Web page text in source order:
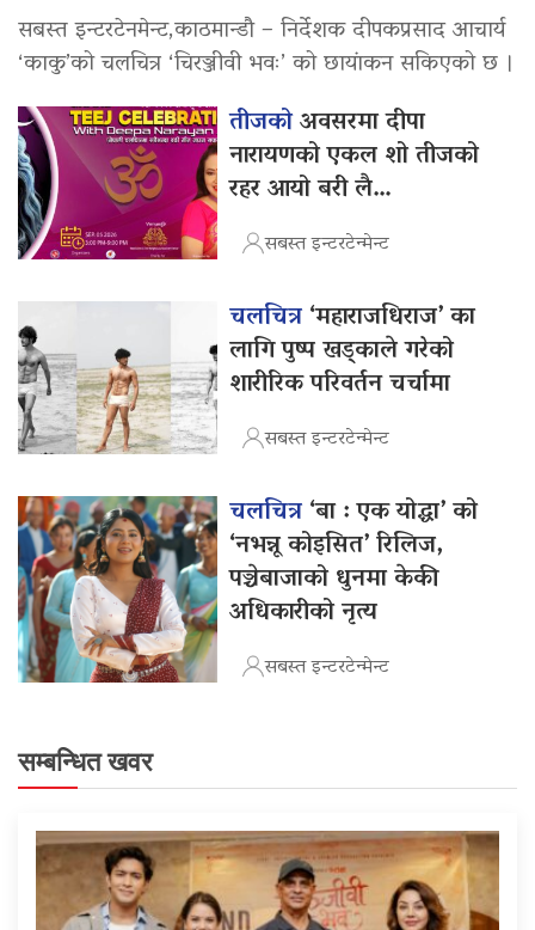
सबस्त इन्टरटेनमेन्ट,काठमान्डौ – निर्देशक दीपकप्रसाद आचार्य
‘काकु’को चलचित्र ‘चिरञ्जीवी भवः’ को छायांकन सकिएको छ ।
तीजकोअवसरमा दीपा
नारायणको एकल शो तीजको
रहर आयो बरी लै…
सबस्त इन्टरटेन्मेन्ट
चलचित्र‘महाराजधिराज’ का
लागि पुष्प खड्काले गरेको
शारीरिक परिवर्तन चर्चामा
सबस्त इन्टरटेन्मेन्ट
चलचित्र‘बा : एक योद्धा’ को
‘नभन्नू कोइसित’ रिलिज,
पञ्चेबाजाको धुनमा केकी
अधिकारीको नृत्य
सबस्त इन्टरटेन्मेन्ट
सम्बन्धित खवर